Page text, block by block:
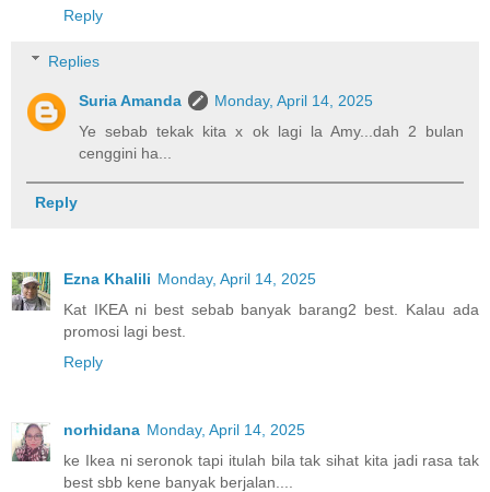
Reply
Replies
Suria Amanda
Monday, April 14, 2025
Ye sebab tekak kita x ok lagi la Amy...dah 2 bulan
cenggini ha...
Reply
Ezna Khalili Monday, April 14, 2025
Kat IKEA ni best sebab banyak barang2 best. Kalau ada
promosi lagi best.
Reply
norhidana Monday, April 14, 2025
ke Ikea ni seronok tapi itulah bila tak sihat kita jadi rasa tak
best sbb kene banyak berjalan....